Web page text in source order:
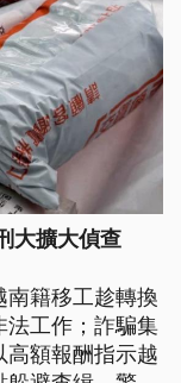
大擴大偵查
南籍移工趁轉換
法工作；詐騙集
高額報酬指示越